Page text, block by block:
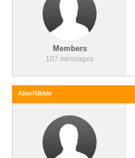
Members
107 messages
AlanRikkin